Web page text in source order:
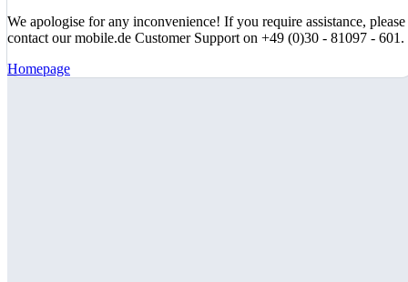
We apologise for any inconvenience! If you require assistance, please
contact our mobile.de Customer Support on +49 (0)30 - 81097 - 601.
Homepage